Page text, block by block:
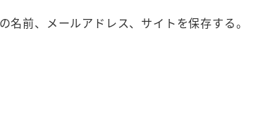
前、メールアドレス、サイトを保存する。